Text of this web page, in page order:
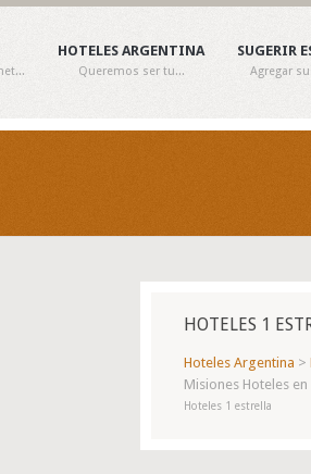
HOTELES ARGENTINA
Queremos ser tu...
SUGERIR
Agregar
HOTELES 1
Hoteles Argentina >
Misiones Hoteles
Hoteles 1 estrella